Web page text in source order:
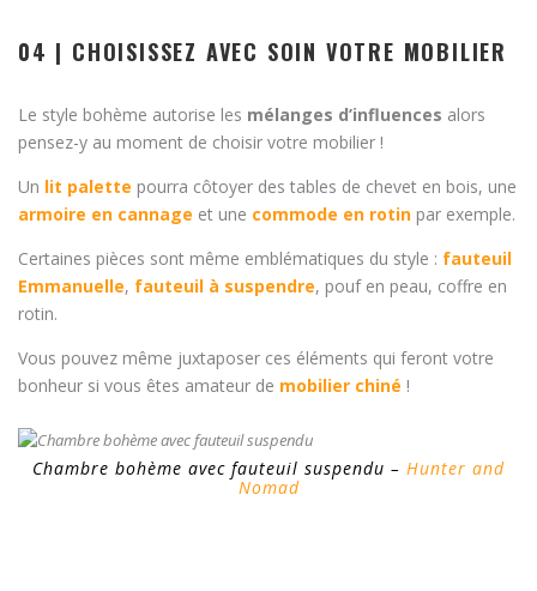
04 | CHOISISSEZ AVEC SOIN VOTRE MOBILIER
Le style bohème autorise les mélanges d’influences alors
pensez-y au moment de choisir votre mobilier !
Un lit palette pourra côtoyer des tables de chevet en bois, une
armoire en cannage et une commode en rotin par exemple.
Certaines pièces sont même emblématiques du style : fauteuil
Emmanuelle, fauteuil à suspendre, pouf en peau, coffre en
rotin.
Vous pouvez même juxtaposer ces éléments qui feront votre
bonheur si vous êtes amateur de mobilier chiné !
Chambre bohème avec fauteuil suspendu – Hunter and
Nomad